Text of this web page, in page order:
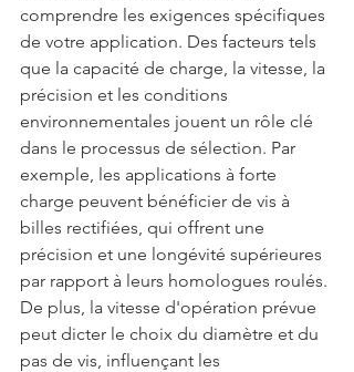
comprendre les exigences spécifiques
de votre application. Des facteurs tels
que la capacité de charge, la vitesse, la
précision et les conditions
environnementales jouent un rôle clé
dans le processus de sélection. Par
exemple, les applications à forte
charge peuvent bénéficier de vis à
billes rectifiées, qui offrent une
précision et une longévité supérieures
par rapport à leurs homologues roulés.
De plus, la vitesse d'opération prévue
peut dicter le choix du diamètre et du
pas de vis, influençant les